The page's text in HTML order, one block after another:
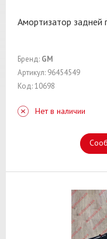
Амортизатор задней
Бренд: GM
Артикул: 96454549
Код: 10698
Нет в наличии